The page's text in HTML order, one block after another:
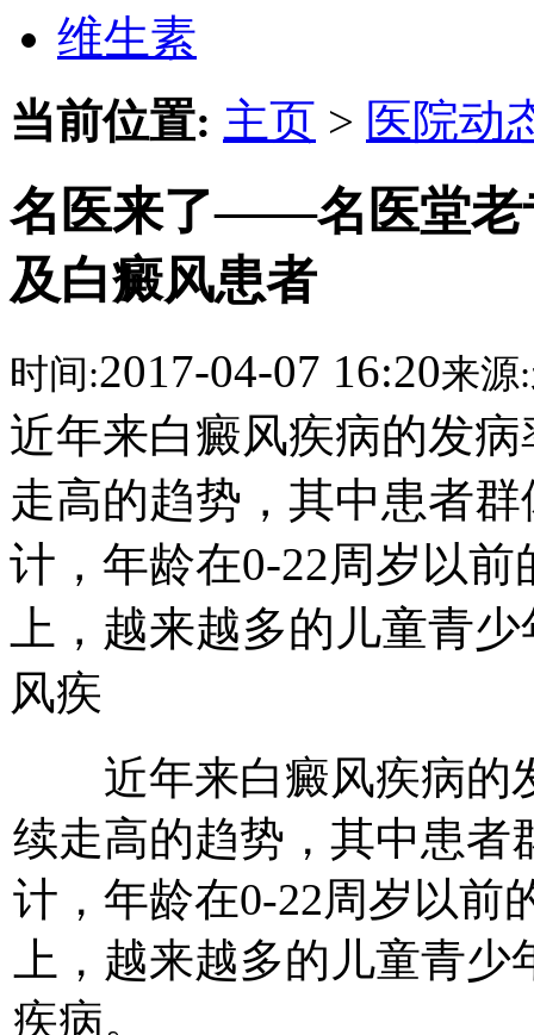
维生素
当前位置: 主页 > 医院动
名医来了——名医堂老
及白癜风患者
时间:2017-04-07 16:20来源:
近年来白癜风疾病的发
走高的趋势，其中患者
计，年龄在0-22周岁以
上，越来越多的儿童青
风疾
近年来白癜风疾病的
续走高的趋势，其中患者
计，年龄在0-22周岁以前
上，越来越多的儿童青
疾病。